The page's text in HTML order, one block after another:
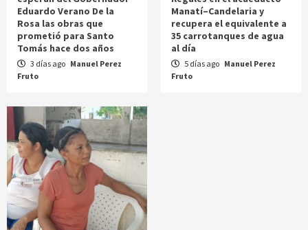
Eduardo Verano De la
Rosa las obras que
prometió para Santo
Tomás hace dos años
3 días ago Manuel Perez
Fruto
Manatí–Candelaria y
recupera el equivalente a
35 carrotanques de agua
al día
5 días ago Manuel Perez
Fruto